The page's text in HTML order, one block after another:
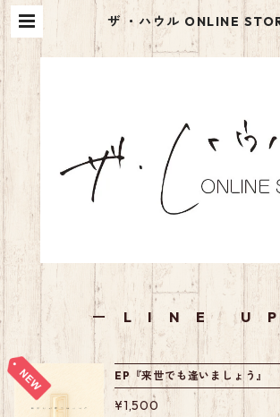
ザ ・ハウル ONLINE
ー L I N E U P
EP『来世でも逢いましょう』
¥1,500